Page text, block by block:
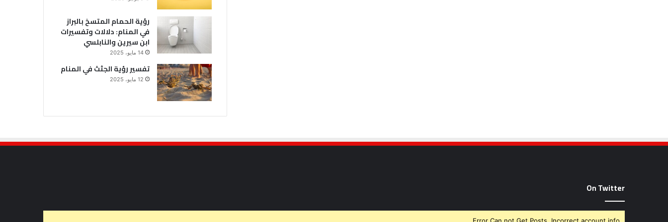
رؤية الحمام المتسخ بالبراز
في المنام: دلالات وتفسيرات
ابن سيرين والنابلسي
14 مايو، 2025
تفسير رؤية الجثث في المنام
12 مايو، 2025
On Twitter